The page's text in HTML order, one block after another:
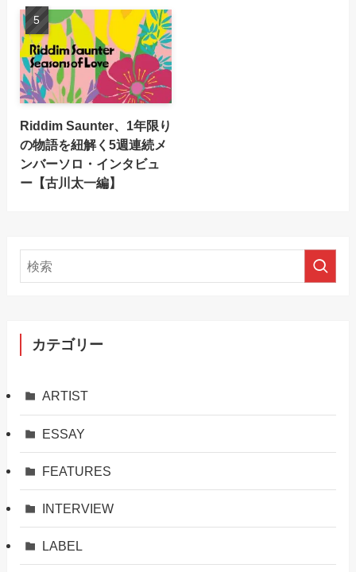
Riddim Saunter、1年限り
の物語を紐解く5週連続メ
ンバーソロ・インタビュ
ー【古川太一編】
カテゴリー
ARTIST
ESSAY
FEATURES
INTERVIEW
LABEL